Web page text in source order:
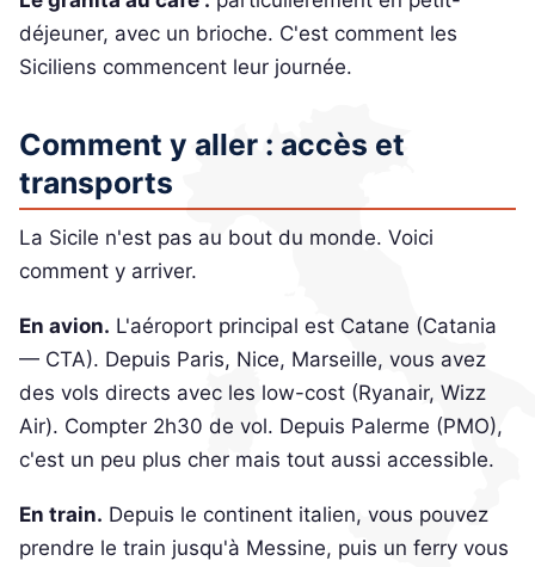
déjeuner, avec un brioche. C'est comment les
Siciliens commencent leur journée.
Comment y aller : accès et
transports
La Sicile n'est pas au bout du monde. Voici
comment y arriver.
En avion. L'aéroport principal est Catane (Catania
— CTA). Depuis Paris, Nice, Marseille, vous avez
des vols directs avec les low-cost (Ryanair, Wizz
Air). Compter 2h30 de vol. Depuis Palerme (PMO),
c'est un peu plus cher mais tout aussi accessible.
En train. Depuis le continent italien, vous pouvez
prendre le train jusqu'à Messine, puis un ferry vous